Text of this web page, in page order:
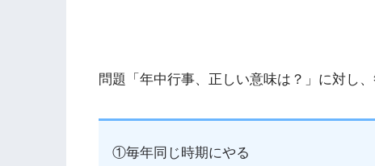
問題「年中行事、正しい意味は？」に対し
①毎年同じ時期にやる